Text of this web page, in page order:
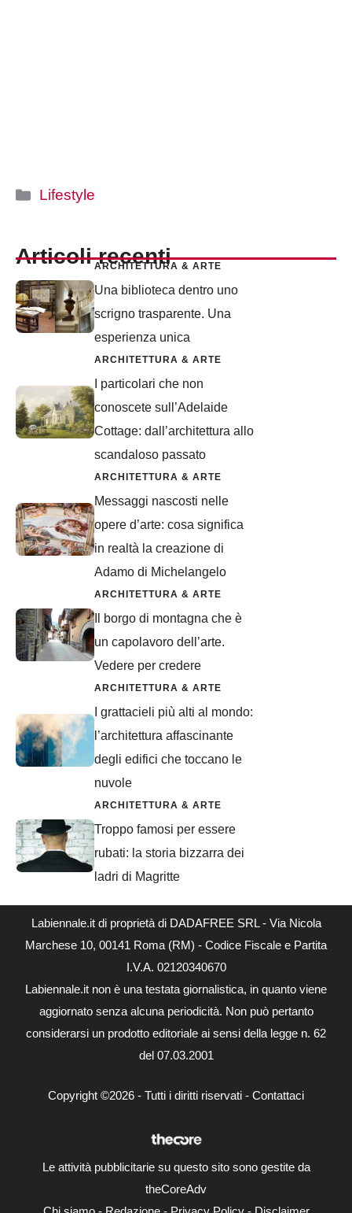
Categorie
Lifestyle
Articoli recenti
ARCHITETTURA & ARTE
Una biblioteca dentro uno
scrigno trasparente. Una
esperienza unica
ARCHITETTURA & ARTE
I particolari che non
conoscete sull’Adelaide
Cottage: dall’architettura allo
scandaloso passato
ARCHITETTURA & ARTE
Messaggi nascosti nelle
opere d’arte: cosa significa
in realtà la creazione di
Adamo di Michelangelo
ARCHITETTURA & ARTE
Il borgo di montagna che è
un capolavoro dell’arte.
Vedere per credere
ARCHITETTURA & ARTE
I grattacieli più alti al mondo:
l’architettura affascinante
degli edifici che toccano le
nuvole
ARCHITETTURA & ARTE
Troppo famosi per essere
rubati: la storia bizzarra dei
ladri di Magritte
Labiennale.it di proprietà di DADAFREE SRL - Via Nicola
Marchese 10, 00141 Roma (RM) - Codice Fiscale e Partita
I.V.A. 02120340670
Labiennale.it non è una testata giornalistica, in quanto viene
aggiornato senza alcuna periodicità. Non può pertanto
considerarsi un prodotto editoriale ai sensi della legge n. 62
del 07.03.2001
Copyright ©2026 - Tutti i diritti riservati - Contattaci
Le attività pubblicitarie su questo sito sono gestite da
theCoreAdv